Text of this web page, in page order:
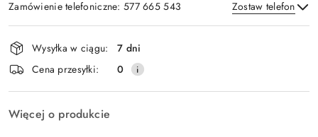
Zamówienie telefoniczne: 577 665 543 Zostaw telefon
Wyślij
Dostępność
i
dostawa
Wysyłka w ciągu:
7 dni
Cena przesyłki:
0
Więcej o produkcie